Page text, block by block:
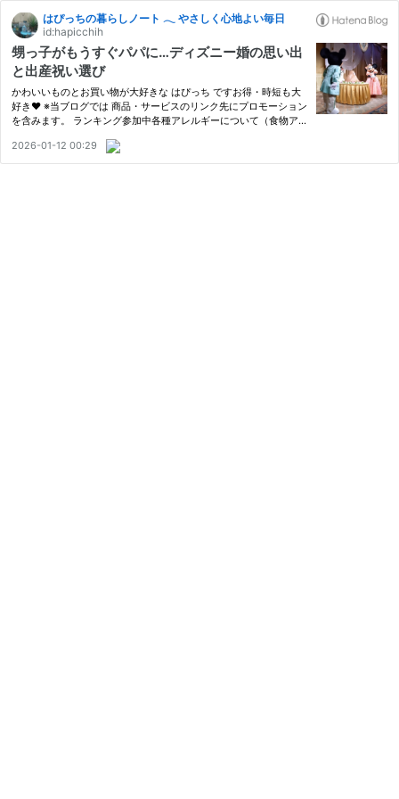
はぴっちの暮らしノート 𓂃 やさしく心地よい毎日
id:hapicchih
甥っ子がもうすぐパパに…ディズニー婚の思い出
と出産祝い選び
かわいいものとお買い物が大好きな はぴっち ですお得・時短も大
好き♥ ※当ブログでは 商品・サービスのリンク先にプロモーション
を含みます。 ランキング参加中各種アレルギーについて（食物ア
甥っ子が、もうすぐパパになるそうです。 小さい頃から、私の子
ど…
2026-01-12 00:29